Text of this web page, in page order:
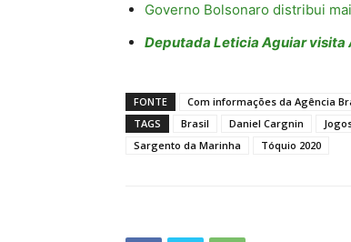
Governo Bolsonaro distribui
Deputada Leticia Aguiar visita
FONTE
Com informações da Agência
TAGS
Brasil Daniel Cargnin
Sargento da Marinha
Tóquio 2020